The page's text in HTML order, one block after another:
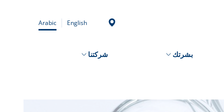
English
Arabic
بشرتك شركتنا